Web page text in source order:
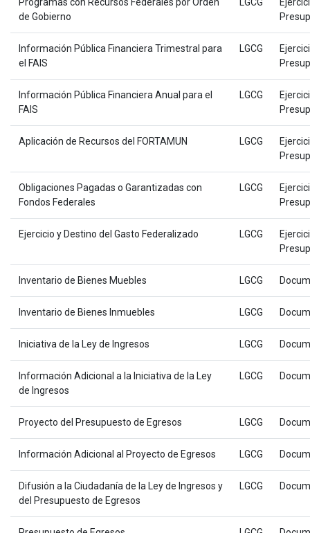
de Gobierno
Información Pública Financiera Trimestral para
el FAIS
LGCG
Información Pública Financiera Anual para el
FAIS
LGCG
Aplicación de Recursos del FORTAMUN LGCG
Obligaciones Pagadas o Garantizadas con
Fondos Federales
LGCG
Ejercicio y Destino del Gasto Federalizado LGCG
Inventario de Bienes Muebles LGCG
Inventario de Bienes Inmuebles LGCG
Iniciativa de la Ley de Ingresos LGCG
Información Adicional a la Iniciativa de la Ley
de Ingresos
LGCG
Proyecto del Presupuesto de Egresos LGCG
Información Adicional al Proyecto de Egresos LGCG
Difusión a la Ciudadanía de la Ley de Ingresos y
del Presupuesto de Egresos
LGCG